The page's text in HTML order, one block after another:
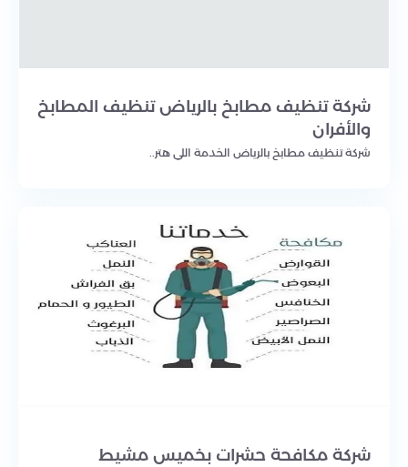
شركة تنظيف مطابخ بالرياض تنظيف المطابخ
والأفران
شركة تنظيف مطابخ بالرياض الخدمة اللي هتر..
شركة مكافحة حشرات بخميس مشيط